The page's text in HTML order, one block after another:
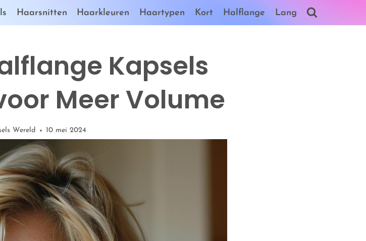
Haarsnitten Haarkleuren Haartypen Kort Halflange Lang
Kapsels
Meer Volume
Wereld 10 mei 2024